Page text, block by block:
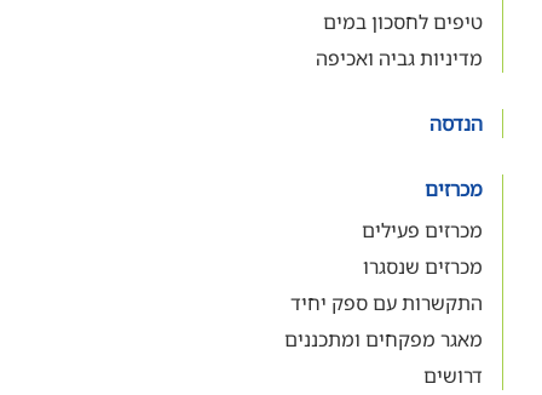
טיפים לחסכון במים
מדיניות גביה ואכיפה
הנדסה
מכרזים
מכרזים פעילים
מכרזים שנסגרו
התקשרות עם ספק יחיד
מאגר מפקחים ומתכננים
דרושים